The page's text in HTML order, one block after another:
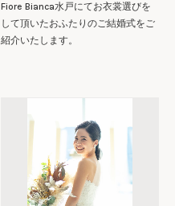
Fiore Bianca水戸にてお衣裳選びを
して頂いたおふたりのご結婚式をご
紹介いたします。